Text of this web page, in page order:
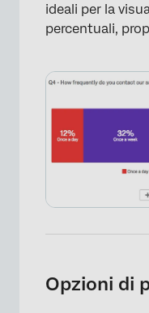
ideali per la
percentuali,
Opzioni di